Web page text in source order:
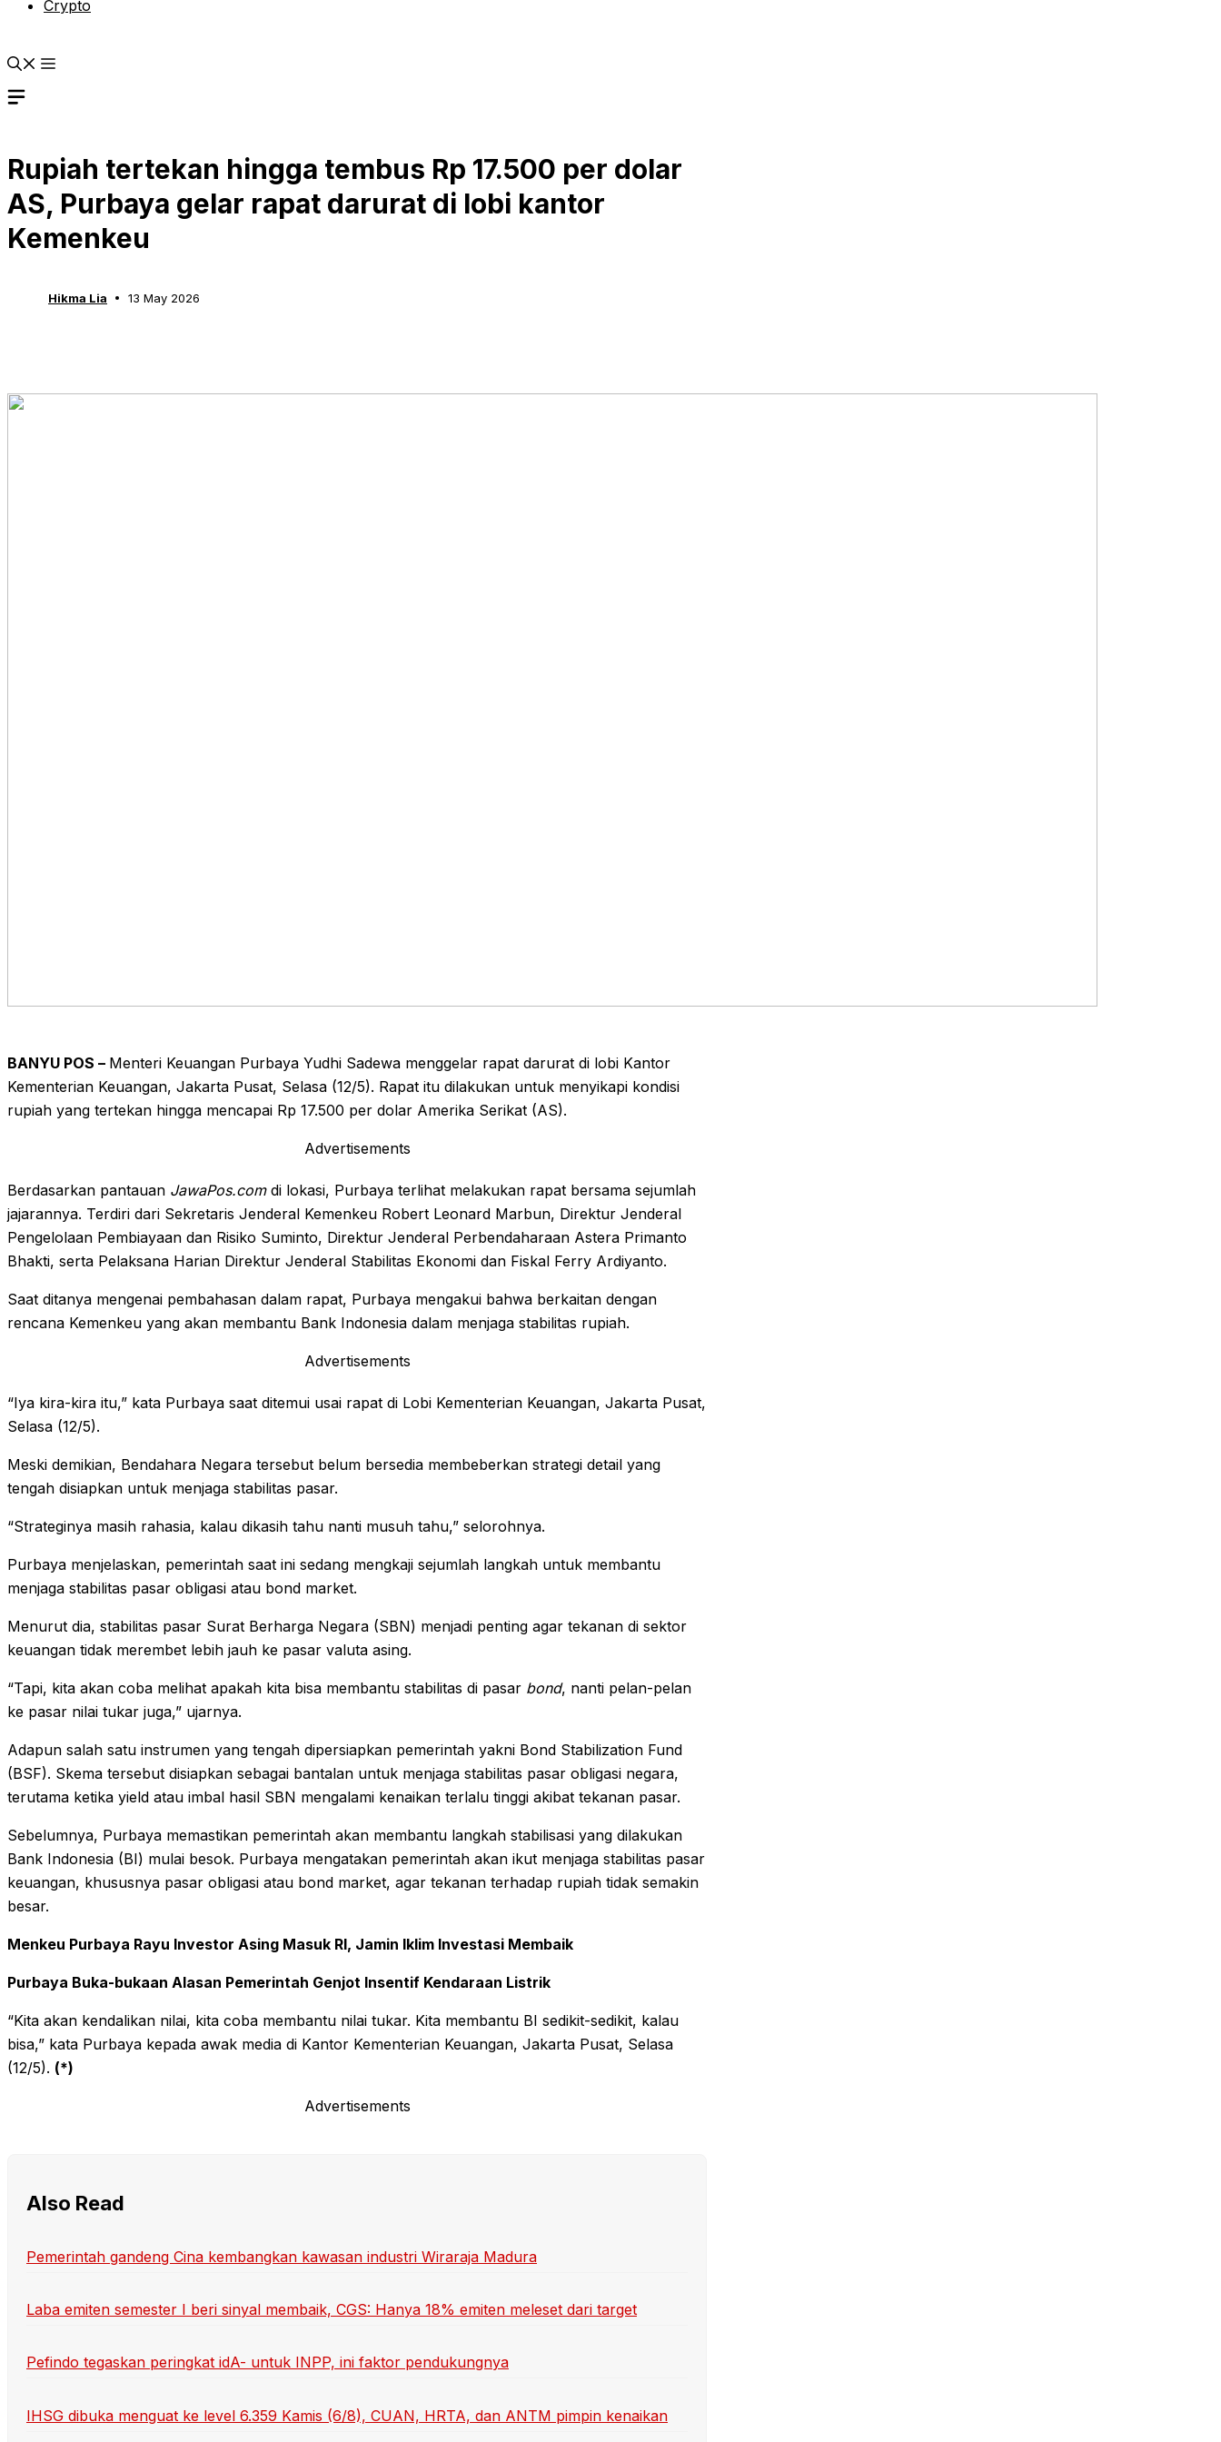
Crypto
Rupiah tertekan hingga tembus Rp 17.500 per dolar
AS, Purbaya gelar rapat darurat di lobi kantor
Kemenkeu
Hikma Lia 13 May 2026
BANYU POS – Menteri Keuangan Purbaya Yudhi Sadewa menggelar rapat darurat di lobi Kantor
Kementerian Keuangan, Jakarta Pusat, Selasa (12/5). Rapat itu dilakukan untuk menyikapi kondisi
rupiah yang tertekan hingga mencapai Rp 17.500 per dolar Amerika Serikat (AS).
Advertisements
Berdasarkan pantauan JawaPos.comdi lokasi, Purbaya terlihat melakukan rapat bersama sejumlah
jajarannya. Terdiri dari Sekretaris Jenderal Kemenkeu Robert Leonard Marbun, Direktur Jenderal
Pengelolaan Pembiayaan dan Risiko Suminto, Direktur Jenderal Perbendaharaan Astera Primanto
Bhakti, serta Pelaksana Harian Direktur Jenderal Stabilitas Ekonomi dan Fiskal Ferry Ardiyanto.
Saat ditanya mengenai pembahasan dalam rapat, Purbaya mengakui bahwa berkaitan dengan
rencana Kemenkeu yang akan membantu Bank Indonesia dalam menjaga stabilitas rupiah.
Advertisements
“Iya kira-kira itu,” kata Purbaya saat ditemui usai rapat di Lobi Kementerian Keuangan, Jakarta Pusat,
Selasa (12/5).
Meski demikian, Bendahara Negara tersebut belum bersedia membeberkan strategi detail yang
tengah disiapkan untuk menjaga stabilitas pasar.
“Strateginya masih rahasia, kalau dikasih tahu nanti musuh tahu,” selorohnya.
Purbaya menjelaskan, pemerintah saat ini sedang mengkaji sejumlah langkah untuk membantu
menjaga stabilitas pasar obligasi atau bond market.
Menurut dia, stabilitas pasar Surat Berharga Negara (SBN) menjadi penting agar tekanan di sektor
keuangan tidak merembet lebih jauh ke pasar valuta asing.
“Tapi, kita akan coba melihat apakah kita bisa membantu stabilitas di pasar bond, nanti pelan-pelan
ke pasar nilai tukar juga,” ujarnya.
Adapun salah satu instrumen yang tengah dipersiapkan pemerintah yakni Bond Stabilization Fund
(BSF). Skema tersebut disiapkan sebagai bantalan untuk menjaga stabilitas pasar obligasi negara,
terutama ketika yield atau imbal hasil SBN mengalami kenaikan terlalu tinggi akibat tekanan pasar.
Sebelumnya, Purbaya memastikan pemerintah akan membantu langkah stabilisasi yang dilakukan
Bank Indonesia (BI) mulai besok. Purbaya mengatakan pemerintah akan ikut menjaga stabilitas pasar
keuangan, khususnya pasar obligasi atau bond market, agar tekanan terhadap rupiah tidak semakin
besar.
Menkeu Purbaya Rayu Investor Asing Masuk RI, Jamin Iklim Investasi Membaik
Purbaya Buka-bukaan Alasan Pemerintah Genjot Insentif Kendaraan Listrik
“Kita akan kendalikan nilai, kita coba membantu nilai tukar. Kita membantu BI sedikit-sedikit, kalau
bisa,” kata Purbaya kepada awak media di Kantor Kementerian Keuangan, Jakarta Pusat, Selasa
(12/5). (*)
Advertisements
Also Read
Pemerintah gandeng Cina kembangkan kawasan industri Wiraraja Madura
Laba emiten semester I beri sinyal membaik, CGS: Hanya 18% emiten meleset dari target
Pefindo tegaskan peringkat idA- untuk INPP, ini faktor pendukungnya
IHSG dibuka menguat ke level 6.359 Kamis (6/8), CUAN, HRTA, dan ANTM pimpin kenaikan